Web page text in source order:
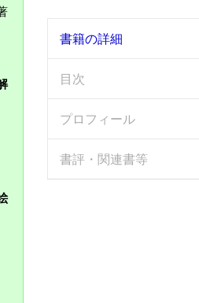
書籍の詳細
目次
プロフィール
書評・関連書等